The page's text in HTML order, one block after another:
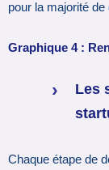
pour la majorité
Graphique 4 :
Les
Chaque étape de